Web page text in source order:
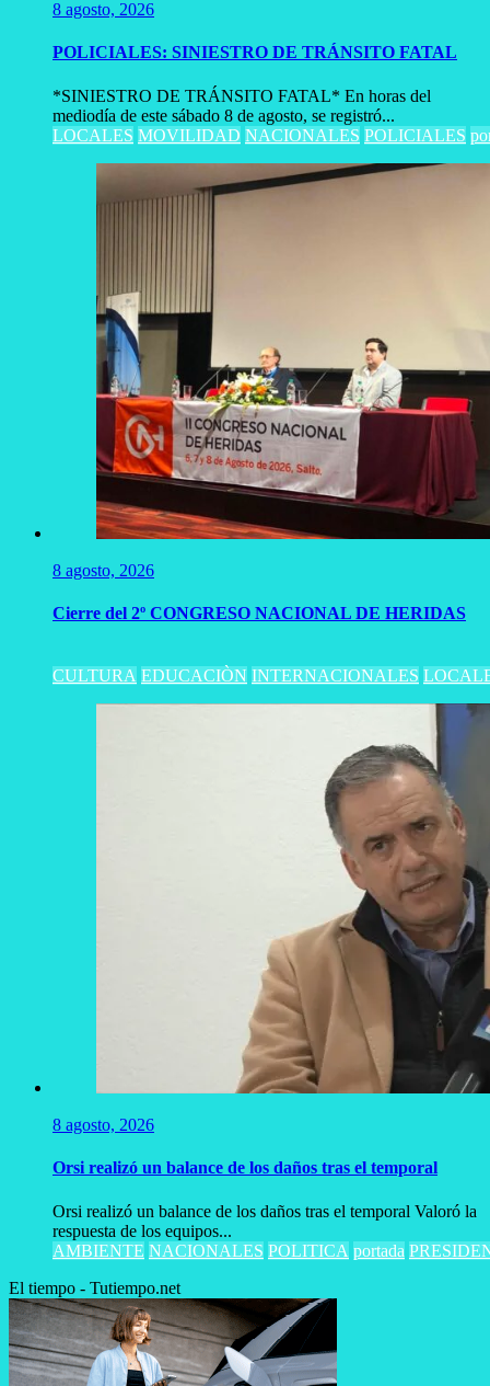
8 agosto, 2026
POLICIALES: SINIESTRO DE TRÁNSITO FATAL
*SINIESTRO DE TRÁNSITO FATAL* En horas del
mediodía de este sábado 8 de agosto, se registró...
LOCALES MOVILIDAD NACIONALES POLICIALES
8 agosto, 2026
Cierre del 2º CONGRESO NACIONAL DE HERIDAS
CULTURA EDUCACIÒN INTERNACIONALES
8 agosto, 2026
Orsi realizó un balance de los daños tras el temporal
Orsi realizó un balance de los daños tras el temporal Valoró la
respuesta de los equipos...
AMBIENTE NACIONALES POLITICA portada
El tiempo - Tutiempo.net